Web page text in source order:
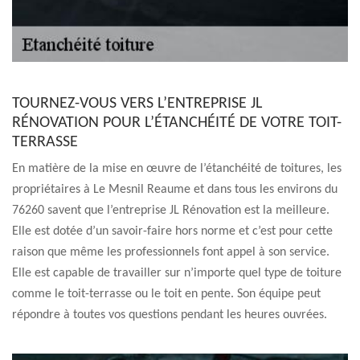
TOURNEZ-VOUS VERS L’ENTREPRISE JL
RÉNOVATION POUR L’ÉTANCHÉITÉ DE VOTRE TOIT-
TERRASSE
En matière de la mise en œuvre de l’étanchéité de toitures, les
propriétaires à Le Mesnil Reaume et dans tous les environs du
76260 savent que l’entreprise JL Rénovation est la meilleure.
Elle est dotée d’un savoir-faire hors norme et c’est pour cette
raison que même les professionnels font appel à son service.
Elle est capable de travailler sur n’importe quel type de toiture
comme le toit-terrasse ou le toit en pente. Son équipe peut
répondre à toutes vos questions pendant les heures ouvrées.